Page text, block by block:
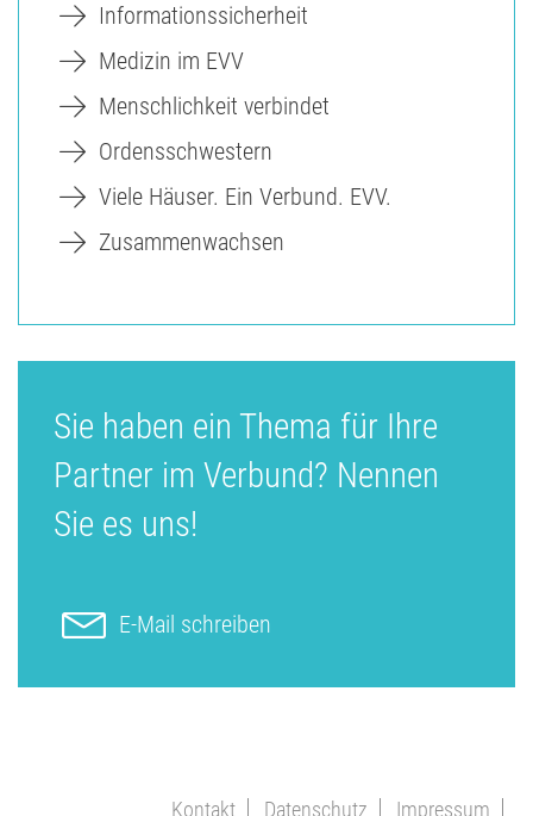
Informationssicherheit
Medizin im EVV
Menschlichkeit verbindet
Ordensschwestern
Viele Häuser. Ein Verbund. EVV.
Zusammenwachsen
Sie haben ein Thema für Ihre
Partner im Verbund? Nennen
Sie es uns!
E-Mail schreiben
Kontakt Datenschutz Impressum